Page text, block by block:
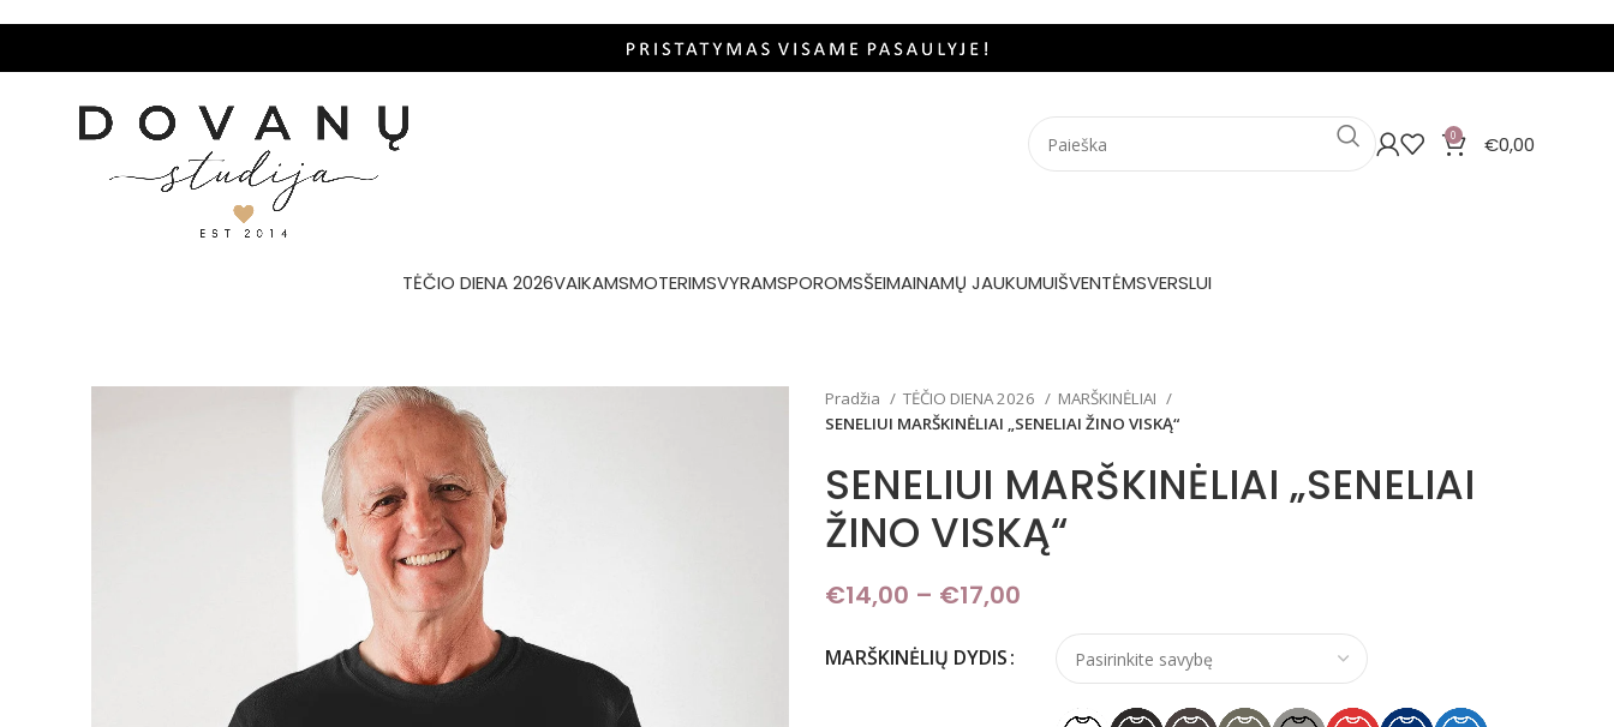
0 €0,00
TĖČIO DIENA 2026VAIKAMSMOTERIMSVYRAMSPOROMSŠEIMAINAMŲ JAUKUMUIŠVENTĖMSVERSLUI
Pradžia TĖČIO DIENA 2026
MARŠKINĖLIAI
SENELIUI MARŠKINĖLIAI „SENELIAI ŽINO VISKĄ“
SENELIUI MARŠKINĖLIAI „SENELIAI
ŽINO VISKĄ“
€14,00 – €17,00
MARŠKINĖLIŲ DYDIS